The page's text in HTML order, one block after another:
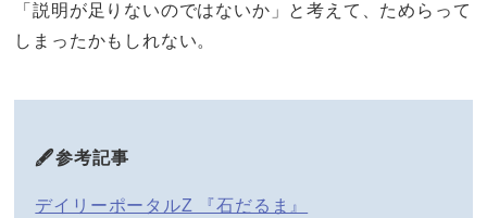
「説明が足りないのではないか」と考えて、ためらって
しまったかもしれない。
🖋️参考記事
デイリーポータルZ 『石だるま』